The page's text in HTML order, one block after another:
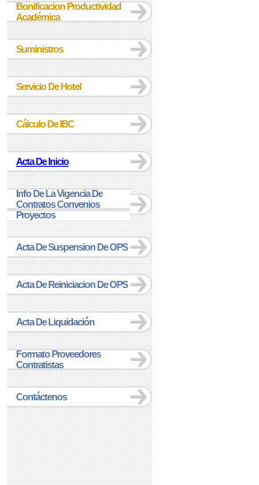
Bonificacion Productividad
Académica
Suministros
Servicio De Hotel
Cálculo De IBC
Acta De Inicio
Info De La Vigencia De
Contratos Convenios
Proyectos
Acta De Suspension De OPS
Acta De Reiniciacion De OPS
Acta De Liquidación
Formato Proveedores
Contratistas
Contáctenos